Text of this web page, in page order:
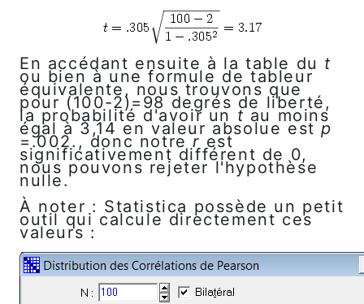
En accédant ensuite à la table du t
ou bien à une formule de tableur
équivalente, nous trouvons que
pour (100-2)=98 degrés de liberté,
la probabilité d'avoir un t au moins
égal à 3,14 en valeur absolue estp
=.002., donc notrer est
significativement différent de 0,
nous pouvons rejeter l'hypothèse
nulle.
À noter : Statistica possède un petit
outil qui calcule directement ces
valeurs :